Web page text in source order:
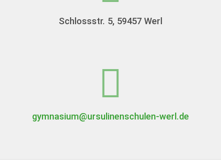
Schlossstr. 5, 59457 Werl
gymnasium@ursulinenschulen-werl.de